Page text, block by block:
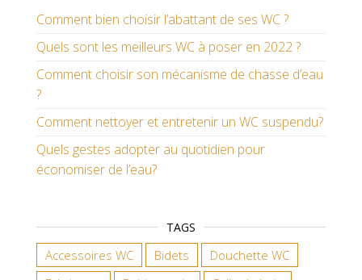
Comment bien choisir l’abattant de ses WC ?
Quels sont les meilleurs WC à poser en 2022 ?
Comment choisir son mécanisme de chasse d’eau
?
Comment nettoyer et entretenir un WC suspendu?
Quels gestes adopter au quotidien pour
économiser de l’eau?
TAGS
Accessoires WC Bidets
Douchette WC